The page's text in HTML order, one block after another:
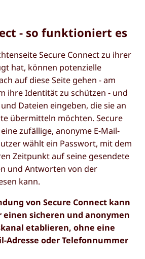
- so funktioniert es
Secure Connect zu ihrer
hat, können potenzielle
auf diese Seite gehen - am
ihre Identität zu schützen - und
Dateien eingeben, die sie an
übermitteln möchten. Secure
zufällige, anonyme E-Mail-
wählt ein Passwort, mit dem
Zeitpunkt auf seine gesendete
und Antworten von der
kann.
von Secure Connect kann
einen sicheren und anonymen
etablieren, ohne eine
Adresse oder Telefonnummer